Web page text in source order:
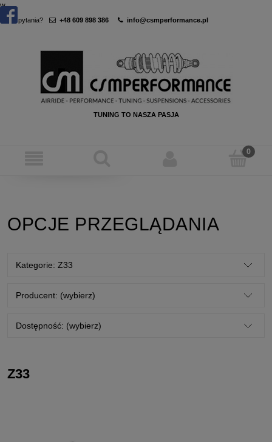
w
Masz pytania? +48 609 898 386 info@csmperformance.pl
TUNING TO NASZA PASJA
OPCJE PRZEGLĄDANIA
Kategorie: Z33
Producent: (wybierz)
Dostępność: (wybierz)
Z33